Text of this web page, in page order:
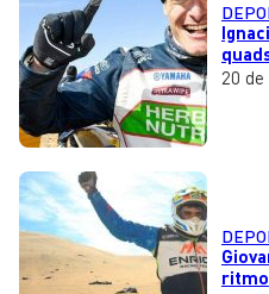
Contenido Patrocinado
20